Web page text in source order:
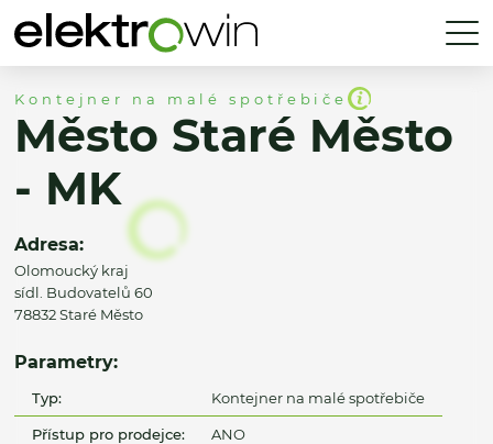
Kontejner na malé spotřebiče
Město Staré Město
- MK
Adresa:
Olomoucký kraj
sídl. Budovatelů 60
78832 Staré Město
Parametry:
Typ: Kontejner na malé spotřebiče
Přístup pro prodejce: ANO